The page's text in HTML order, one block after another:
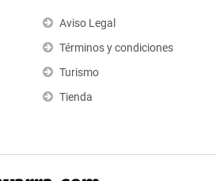
Aviso Legal
Términos y condiciones
Turismo
Tienda